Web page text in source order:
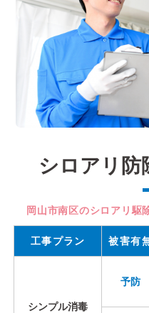
シロアリ防
岡山市南区のシロアリ駆
工事プラン 被害有
シンプル消毒
予防